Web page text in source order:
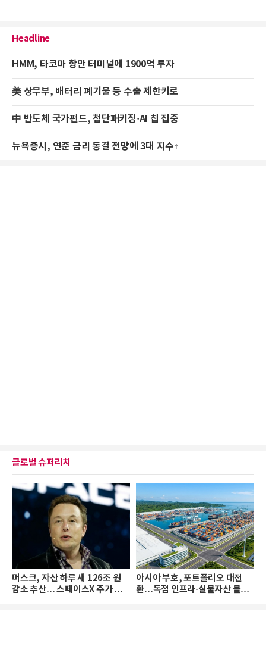
Headline
HMM, 타코마 항만 터미널에 1900억 투자
美 상무부, 배터리 폐기물 등 수출 제한키로
中 반도체 국가펀드, 첨단패키징·AI 칩 집중
뉴욕증시, 연준 금리 동결 전망에 3대 지수↑
글로벌 슈퍼리치
머스크, 자산 하루 새 126조 원
감소 추산… 스페이스X 주가 하
아시아 부호, 포트폴리오 대전
환…독점 인프라·실물자산 몰린